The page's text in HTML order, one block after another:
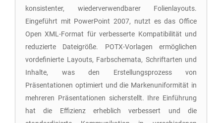
konsistenter, wiederverwendbarer Folienlayouts.
Eingeführt mit PowerPoint 2007, nutzt es das Office
Open XML-Format für verbesserte Kompatibilität und
reduzierte Dateigröße. POTX-Vorlagen ermöglichen
vordefinierte Layouts, Farbschemata, Schriftarten und
Inhalte, was den Erstellungsprozess von
Präsentationen optimiert und die Markenuniformität in
mehreren Präsentationen sicherstellt. Ihre Einführung
hat die Effizienz erheblich verbessert und die